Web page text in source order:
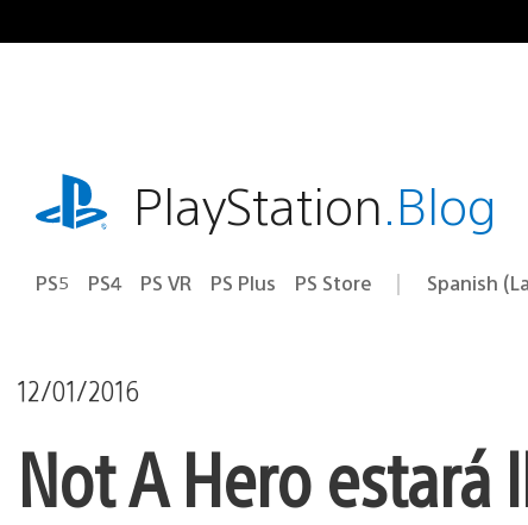
al
playstation.comPlayStation.Blog
PS5 PS4 PS VR PS Plus PS Store Elige
Región
Spanish
12/01/2016
Not A Hero estará